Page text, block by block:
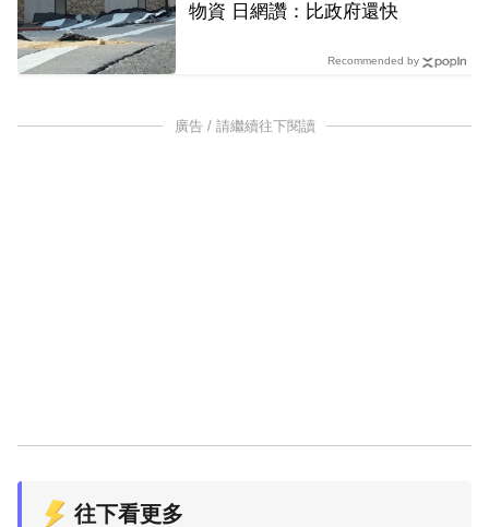
物資 日網讚：比政府還快
Recommended by
廣告 / 請繼續往下閱讀
往下看更多